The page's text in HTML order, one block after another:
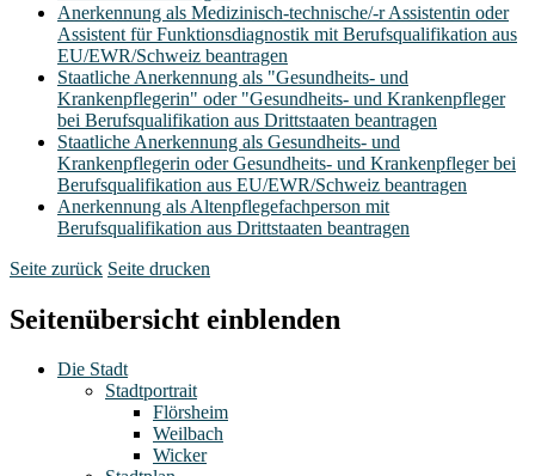
Anerkennung als Medizinisch-technische/-r Assistentin oder
Assistent für Funktionsdiagnostik mit Berufsqualifikation aus
EU/EWR/Schweiz beantragen
Staatliche Anerkennung als "Gesundheits- und
Krankenpflegerin" oder "Gesundheits- und Krankenpfleger
bei Berufsqualifikation aus Drittstaaten beantragen
Staatliche Anerkennung als Gesundheits- und
Krankenpflegerin oder Gesundheits- und Krankenpfleger bei
Berufsqualifikation aus EU/EWR/Schweiz beantragen
Anerkennung als Altenpflegefachperson mit
Berufsqualifikation aus Drittstaaten beantragen
Seite zurück Seite drucken
Seitenübersicht einblenden
Die Stadt
Stadtportrait
Flörsheim
Weilbach
Wicker